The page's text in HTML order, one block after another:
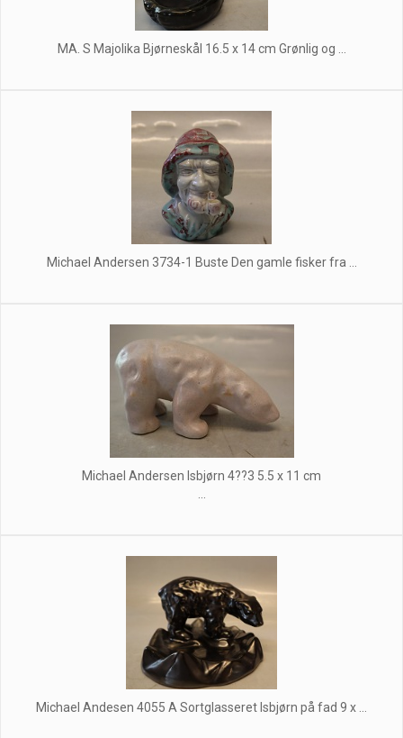
MA. S Majolika Bjørneskål 16.5 x 14 cm Grønlig og ...
Michael Andersen 3734-1 Buste Den gamle fisker fra ...
Michael Andersen Isbjørn 4??3 5.5 x 11 cm
Michael Andesen 4055 A Sortglasseret Isbjørn på fad 9 x ...